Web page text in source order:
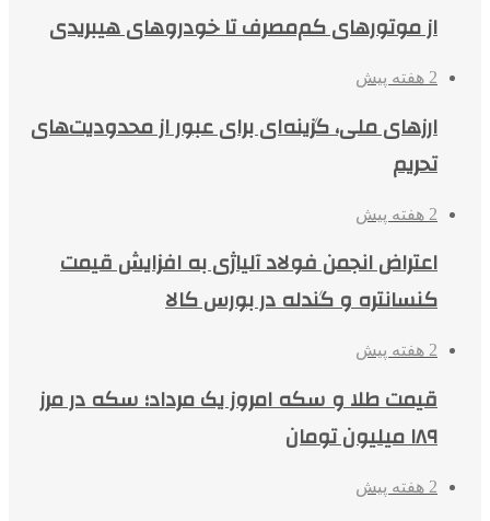
از موتورهای کم‌مصرف تا خودروهای هیبریدی
2 هفته پیش
ارزهای ملی، گزینه‌ای برای عبور از محدودیت‌های
تحریم
2 هفته پیش
اعتراض انجمن فولاد آلیاژی به افزایش قیمت
کنسانتره و گندله در بورس کالا
2 هفته پیش
قیمت طلا و سکه امروز یک مرداد؛ سکه در مرز
۱۸۹ میلیون تومان
2 هفته پیش